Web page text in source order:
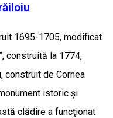
1695-1705, modificat
construită la 1774,
construit de Cornea
istoric şi
clădire a funcţionat